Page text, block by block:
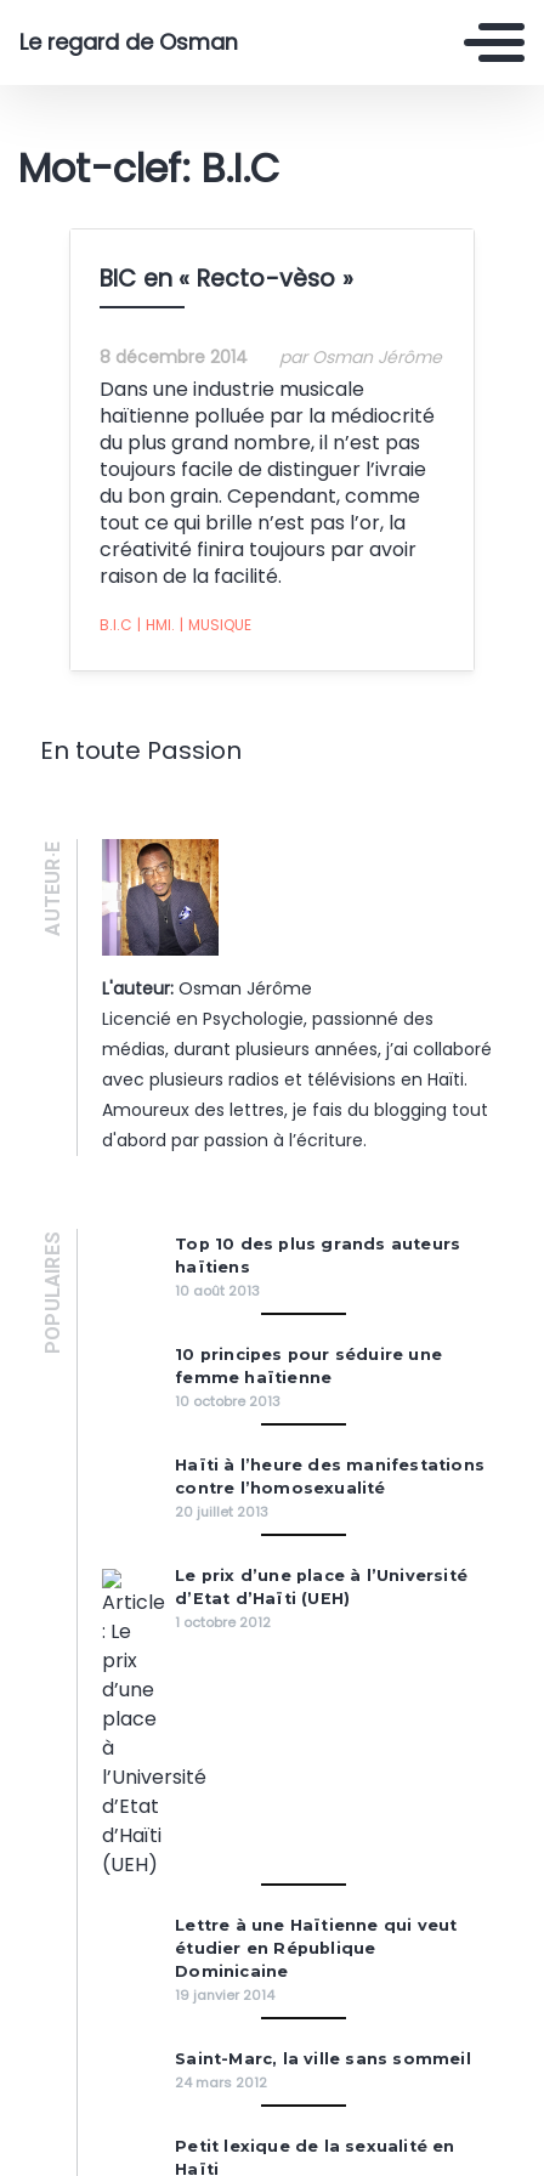
Le regard de Osman
Mot-clef: B.I.C
BIC en « Recto-vèso »
8 décembre 2014 par Osman Jérôme
Dans une industrie musicale
haïtienne polluée par la médiocrité
du plus grand nombre, il n’est pas
toujours facile de distinguer l’ivraie
du bon grain. Cependant, comme
tout ce qui brille n’est pas l’or, la
créativité finira toujours par avoir
raison de la facilité.
B.I.C | HMI. | MUSIQUE
En toute Passion
AUTEUR·E
L'auteur: Osman Jérôme
Licencié en Psychologie, passionné des
médias, durant plusieurs années, j’ai collaboré
avec plusieurs radios et télévisions en Haïti.
Amoureux des lettres, je fais du blogging tout
d'abord par passion à l’écriture.
POPULAIRES
Top 10 des plus grands auteurs
haïtiens
10 août 2013
10 principes pour séduire une
femme haïtienne
10 octobre 2013
Haïti à l’heure des manifestations
contre l’homosexualité
20 juillet 2013
Le prix d’une place à l’Université
d’Etat d’Haïti (UEH)
1 octobre 2012
Lettre à une Haïtienne qui veut
étudier en République
Dominicaine
19 janvier 2014
Saint-Marc, la ville sans sommeil
24 mars 2012
Petit lexique de la sexualité en
Haïti